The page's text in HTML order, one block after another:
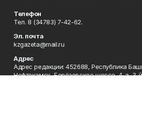
Телефон
Тел. 8 (34783) 7-42-62.
Эл. почта
kzgazeta@mail.ru
Адрес
Адрес редакции: 452688, Республика
Нефтекамск, Берёзовское шоссе, 4-а, 3-